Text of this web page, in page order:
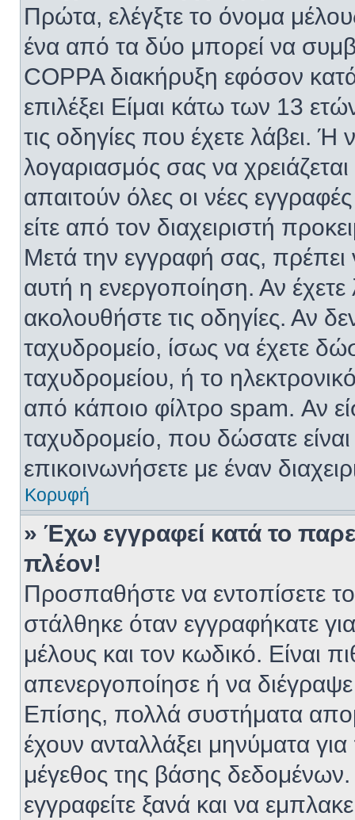
Πρώτα, ελέγξτε το όνομα
ένα από τα δύο μπορεί να
COPPA διακήρυξη εφόσον
επιλέξει Είμαι κάτω των 13
τις οδηγίες που έχετε λάβει. Ή
λογαριασμός σας να
απαιτούν όλες οι νέες
είτε από τον διαχειριστή
Μετά την εγγραφή σας, πρέπει
αυτή η ενεργοποίηση. Αν έχετε
ακολουθήστε τις οδηγίες. Αν
ταχυδρομείο, ίσως να έχετε
ταχυδρομείου, ή το
από κάποιο φίλτρο spam. Αν
ταχυδρομείο, που δώσατε
επικοινωνήσετε με έναν
Κορυφή
» Έχω εγγραφεί κατά το
πλέον!
Προσπαθήστε να εντοπίσετε
στάλθηκε όταν εγγραφήκατε
μέλους και τον κωδικό. Είναι
απενεργοποίησε ή να
Επίσης, πολλά συστήματα
έχουν ανταλλάξει μηνύματα
μέγεθος της βάσης
εγγραφείτε ξανά και να